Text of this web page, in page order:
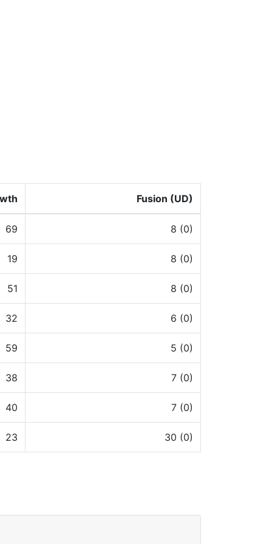
Fusion (UD)
69 8 (0)
19 8 (0)
51 8 (0)
32 6 (0)
59 5 (0)
38 7 (0)
40 7 (0)
23 30 (0)